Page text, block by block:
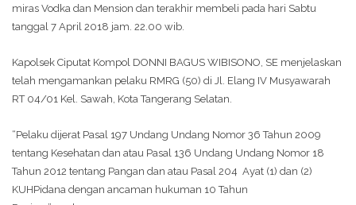
miras Vodka dan Mension dan terakhir membeli pada hari Sabtu
tanggal 7 April 2018 jam. 22.00 wib.
Kapolsek Ciputat Kompol DONNI BAGUS WIBISONO, SE menjelaskan
telah mengamankan pelaku RMRG (50) di Jl. Elang IV Musyawarah
RT 04/01 Kel. Sawah, Kota Tangerang Selatan.
“Pelaku dijerat Pasal 197 Undang Undang Nomor 36 Tahun 2009
tentang Kesehatan dan atau Pasal 136 Undang Undang Nomor 18
Tahun 2012 tentang Pangan dan atau Pasal 204 Ayat (1) dan (2)
KUHPidana dengan ancaman hukuman 10 Tahun